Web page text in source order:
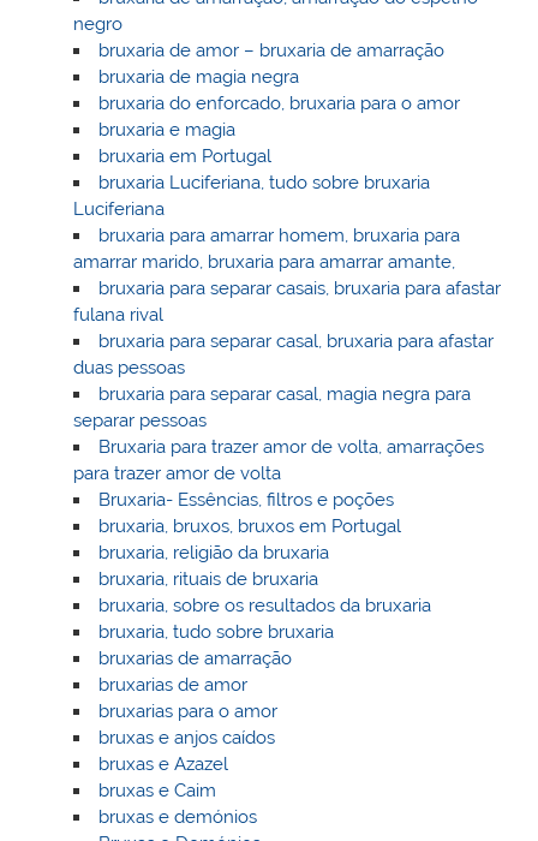
negro
bruxaria de amor – bruxaria de amarração
bruxaria de magia negra
bruxaria do enforcado, bruxaria para o amor
bruxaria e magia
bruxaria em Portugal
bruxaria Luciferiana, tudo sobre bruxaria
Luciferiana
bruxaria para amarrar homem, bruxaria para
amarrar marido, bruxaria para amarrar amante,
bruxaria para separar casais, bruxaria para afastar
fulana rival
bruxaria para separar casal, bruxaria para afastar
duas pessoas
bruxaria para separar casal, magia negra para
separar pessoas
Bruxaria para trazer amor de volta, amarrações
para trazer amor de volta
Bruxaria- Essências, filtros e poções
bruxaria, bruxos, bruxos em Portugal
bruxaria, religião da bruxaria
bruxaria, rituais de bruxaria
bruxaria, sobre os resultados da bruxaria
bruxaria, tudo sobre bruxaria
bruxarias de amarração
bruxarias de amor
bruxarias para o amor
bruxas e anjos caídos
bruxas e Azazel
bruxas e Caim
bruxas e demónios